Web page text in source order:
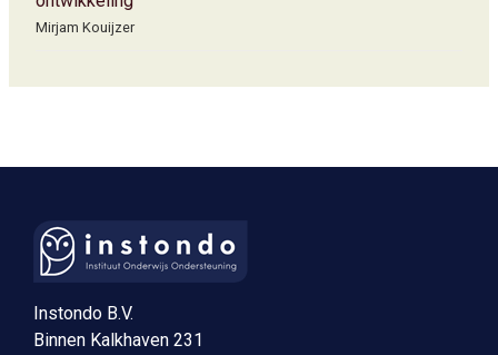
Mirjam Kouijzer
Instondo B.V.
Binnen Kalkhaven 231